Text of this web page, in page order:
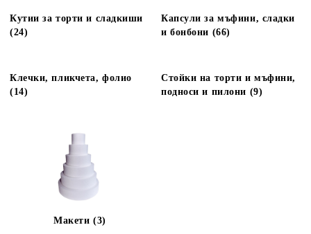
Кутии за торти и сладкиши
(24)
Капсули за мъфини, сладки
и бонбони (66)
Клечки, пликчета, фолио
(14)
Стойки на торти и мъфини,
подноси и пилони (9)
Макети (3)